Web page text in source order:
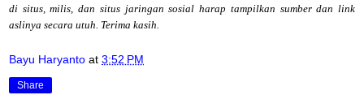
di situs, milis, dan situs jaringan sosial harap tampilkan sumber dan link
aslinya secara utuh. Terima kasih.
Bayu Haryanto at 3:52 PM
Share